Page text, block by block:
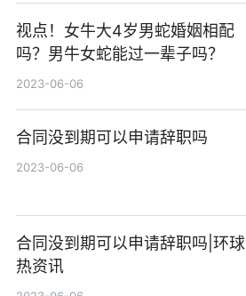
视点！女牛大4岁男蛇婚姻相配
吗？男牛女蛇能过一辈子吗？
2023-06-06
合同没到期可以申请辞职吗
2023-06-06
合同没到期可以申请辞职吗|环球
热资讯